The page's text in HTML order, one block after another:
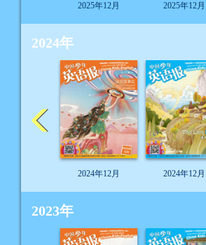
2025年12月 2025年12月
2024年
2024年12月 2024年12月
2023年